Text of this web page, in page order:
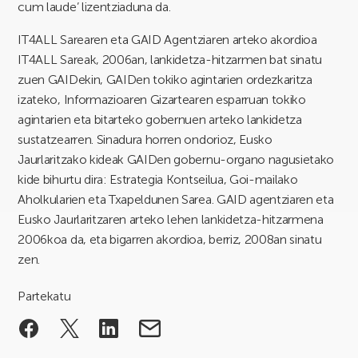
cum laude’ lizentziaduna da.
IT4ALL Sarearen eta GAID Agentziaren arteko akordioa
IT4ALL Sareak, 2006an, lankidetza-hitzarmen bat sinatu
zuen GAIDekin, GAIDen tokiko agintarien ordezkaritza
izateko, Informazioaren Gizartearen esparruan tokiko
agintarien eta bitarteko gobernuen arteko lankidetza
sustatzearren. Sinadura horren ondorioz, Eusko
Jaurlaritzako kideak GAIDen gobernu-organo nagusietako
kide bihurtu dira: Estrategia Kontseilua, Goi-mailako
Aholkularien eta Txapeldunen Sarea. GAID agentziaren eta
Eusko Jaurlaritzaren arteko lehen lankidetza-hitzarmena
2006koa da, eta bigarren akordioa, berriz, 2008an sinatu
zen.
Partekatu